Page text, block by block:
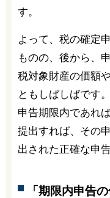
す。
よって、税の確定
ものの、後から、
税対象財産の価額
ともしばしばです
申告期限内であれ
提出すれば、その
出された正確な申
「期限内申告